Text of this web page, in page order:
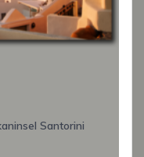
Santorini